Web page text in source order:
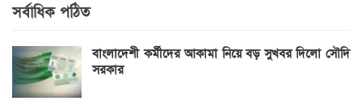
সর্বাধিক পঠিত
বাংলাদেশী কর্মীদের আকামা নিয়ে বড় সুখবর দিলো সৌদি
সরকার